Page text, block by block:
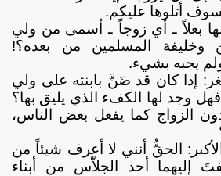
أتلوها عليكم.
بعلاً ـ أي زوجاً ـ أسمى من ولي
وخليفة المسلمين من بعده؟!
يجبه بشيء.
إذا كان قد ضَنَّ بابنته على ولي
وجد لها الكفء الذي يليق بها؟
الزواج كما يفعل بعض الناس،
الحقُّ أنني لا أعرف شيئاً من
إليهما أحد الجلاّس من أبناء